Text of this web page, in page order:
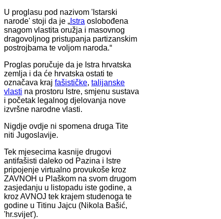
U proglasu pod nazivom 'Istarski
narode' stoji da je „ Istra oslobođena
snagom vlastita oružja i masovnog
dragovoljnog pristupanja partizanskim
postrojbama te voljom naroda.“
Proglas poručuje da je Istra hrvatska
zemlja i da će hrvatska ostati te
označava kraj fašističke, talijanske
vlasti na prostoru Istre, smjenu sustava
i početak legalnog djelovanja nove
izvršne narodne vlasti.
Nigdje ovdje ni spomena druga Tite
niti Jugoslavije.
Tek mjesecima kasnije drugovi
antifašisti daleko od Pazina i Istre
pripojenje virtualno provukoše kroz
ZAVNOH u Plaškom na svom drugom
zasjedanju u listopadu iste godine, a
kroz AVNOJ tek krajem studenoga te
godine u Titinu Jajcu (Nikola Bašić,
'hr.svijet').